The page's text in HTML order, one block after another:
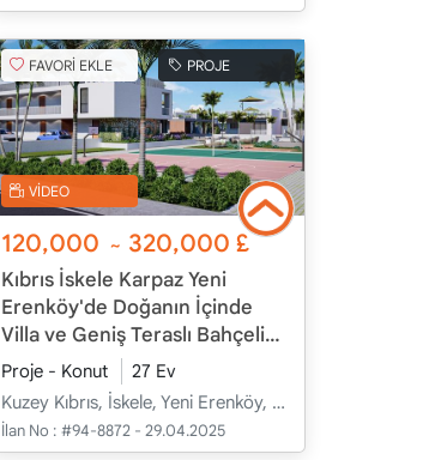
FAVORİ EKLE PROJE
VİDEO
120,000 ~ 320,000£
Kıbrıs İskele Karpaz Yeni
Erenköy'de Doğanın İçinde
Villa ve Geniş Teraslı Bahçeli
Apartman Daireleri
Proje - Konut
27 Ev
Kuzey Kıbrıs, İskele, Yeni Erenköy, Merkez - Merkez
İlan No : #94-8872 - 29.04.2025